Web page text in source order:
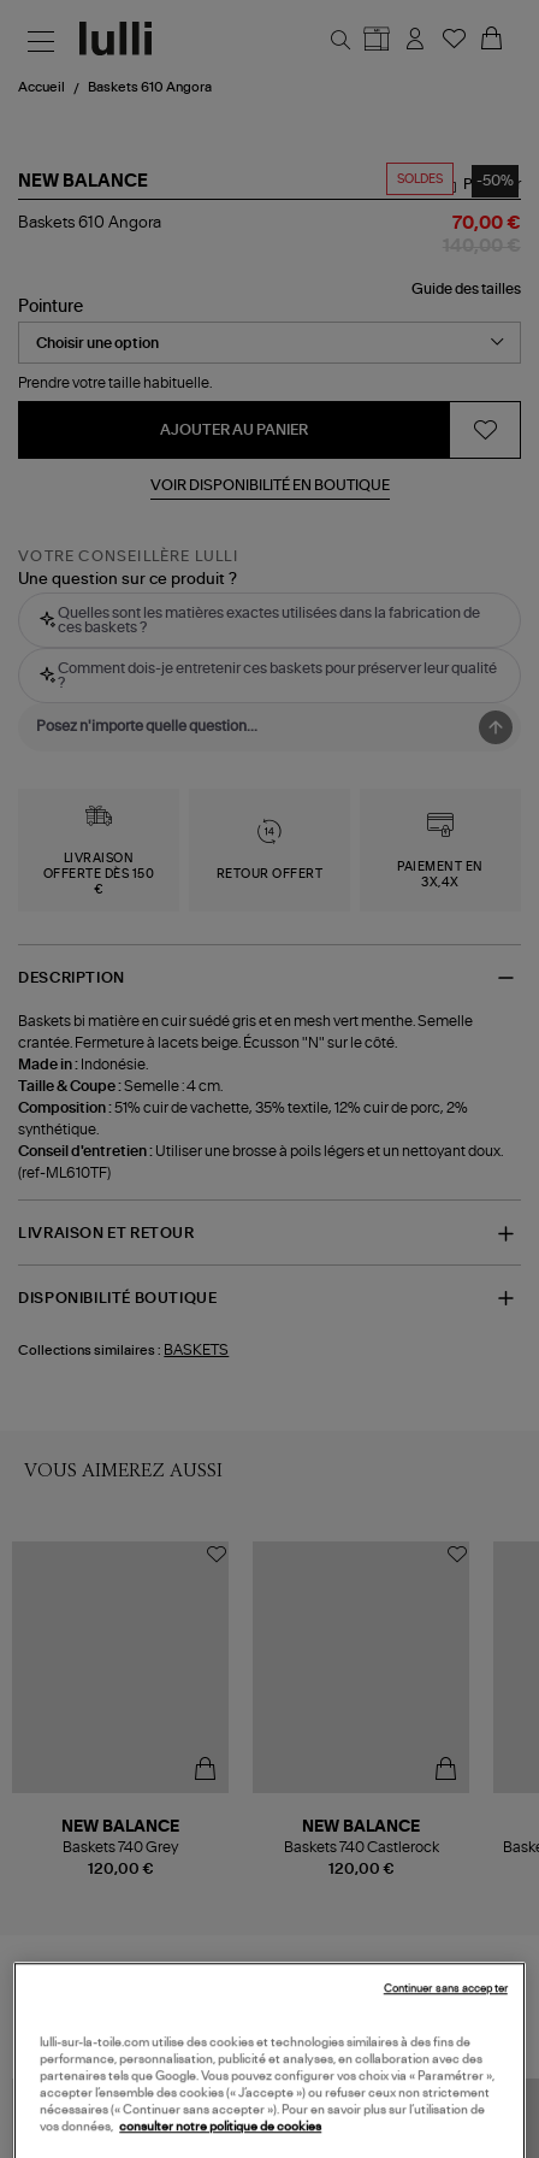
Accueil Baskets 610 Angora
SOLDES -50%
NEW BALANCE
Baskets
Partager
Baskets 610 Angora 70,00 €
Guide des tailles
Pointure
Prendre votre taille habituelle.
AJOUTER AU PANIER
VOIR DISPONIBILITÉ EN BOUTIQUE
VOTRE CONSEILLÈRE LULLI
Une question sur ce produit ?
Quelles sont les matières exactes utilisées dans la fabrication de
ces baskets ?
Comment dois-je entretenir ces baskets pour préserver leur qualité
?
LIVRAISON
OFFERTE DÈS 150
€
RETOUR OFFERT
PAIEMENT EN
3X,4X
DESCRIPTION
Baskets bi matière en cuir suédé gris et en mesh vert menthe. Semelle
crantée. Fermeture à lacets beige. Écusson "N" sur le côté.
Made in : Indonésie.
Taille & Coupe :Semelle : 4 cm.
Composition :51% cuir de vachette, 35% textile, 12% cuir de porc, 2%
synthétique.
Conseil d'entretien : Utiliser une brosse à poils légers et un nettoyant doux.
(ref-ML610TF)
LIVRAISON ET RETOUR
DISPONIBILITÉ BOUTIQUE
Collections similaires : BASKETS
VOUS AIMEREZ AUSSI
120,00 €
NEW BALANCE
Baskets 740 Grey
120,00 €
NEW BALANCE
Baskets 740 Castlerock
lulli-sur-la-toile.com utilise des cookies et technologies similaires à des fins de
performance, personnalisation, publicité et analyses, en collaboration avec des
partenaires tels que Google. Vous pouvez configurer vos choix via « Paramétrer »,
accepter l’ensemble des cookies (« J’accepte ») ou refuser ceux non strictement
nécessaires (« Continuer sans accepter »). Pour en savoir plus sur l’utilisation de
vos données, consulter notre politique de cookies
Continuer sans accepter